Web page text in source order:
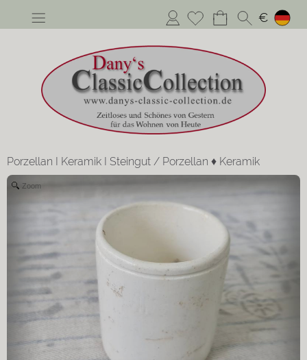
Anmelden €
Porzellan I Keramik I Steingut / Porzellan ♦ Keramik
Zoom